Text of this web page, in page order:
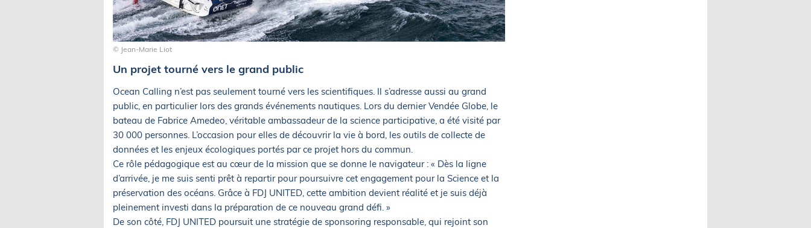
© Jean-Marie Liot
Un projet tourné vers le grand public
Ocean Calling n’est pas seulement tourné vers les scientifiques. Il s’adresse aussi au grand
public, en particulier lors des grands événements nautiques. Lors du dernier Vendée Globe, le
bateau de Fabrice Amedeo, véritable ambassadeur de la science participative, a été visité par
30 000 personnes. L’occasion pour elles de découvrir la vie à bord, les outils de collecte de
données et les enjeux écologiques portés par ce projet hors du commun.
Ce rôle pédagogique est au cœur de la mission que se donne le navigateur : « Dès la ligne
d’arrivée, je me suis senti prêt à repartir pour poursuivre cet engagement pour la Science et la
préservation des océans. Grâce à FDJ UNITED, cette ambition devient réalité et je suis déjà
pleinement investi dans la préparation de ce nouveau grand défi. »
De son côté, FDJ UNITED poursuit une stratégie de sponsoring responsable, qui rejoint son